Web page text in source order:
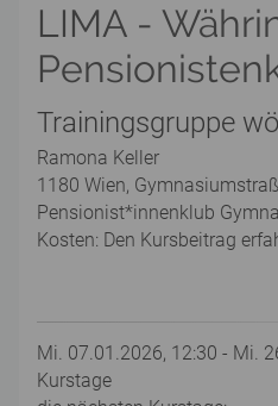
LIMA -
Trainingsgruppe
Ramona Keller
1180 Wien,
Pensionist*innenklub
Kosten: Den Kursbeitrag
Mi. 07.01.2026, 12:30 - Mi.
Kurstage